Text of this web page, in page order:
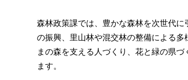
森林政策課では、豊かな森林を次世代に
の振興、里山林や混交林の整備による多
まの森を支える人づくり、花と緑の県づ
ます。